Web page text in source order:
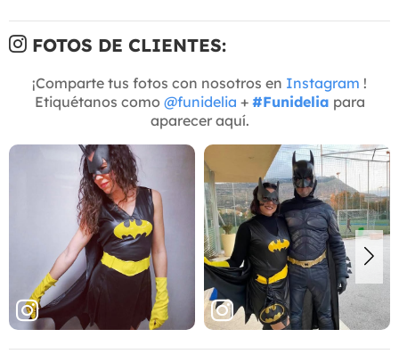
FOTOS DE CLIENTES:
¡Comparte tus fotos con nosotros en Instagram !
Etiquétanos como @funidelia + #Funidelia para
aparecer aquí.